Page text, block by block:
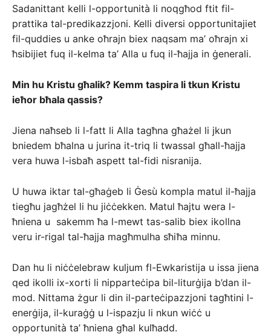
Sadanittant kelli l-opportunità li noqgħod ftit fil-
prattika tal-predikazzjoni. Kelli diversi opportunitajiet
fil-quddies u anke oħrajn biex naqsam ma’ oħrajn xi
ħsibijiet fuq il-kelma ta’ Alla u fuq il-ħajja in ġenerali.
Min hu Kristu għalik? Kemm taspira li tkun Kristu
ieħor bħala qassis?
Jiena naħseb li l-fatt li Alla tagħna għażel li jkun
bniedem bħalna u jurina it-triq li twassal għall-ħajja
vera huwa l-isbaħ aspett tal-fidi nisranija.
U huwa iktar tal-għaġeb li Ġesù kompla matul il-ħajja
tiegħu jagħżel li hu jiċċekken. Matul ħajtu wera l-
ħniena u sakemm ħa l-mewt tas-salib biex ikollna
veru ir-rigal tal-ħajja magħmulha sħiħa minnu.
Dan hu li niċċelebraw kuljum fl-Ewkaristija u issa jiena
qed ikolli ix-xorti li nipparteċipa bil-liturġija b’dan il-
mod. Nittama żgur li din il-parteċipazzjoni tagħtini l-
enerġija, il-kuraġġ u l-ispazju li nkun wiċċ u
opportunità ta’ ħniena għal kulħadd.